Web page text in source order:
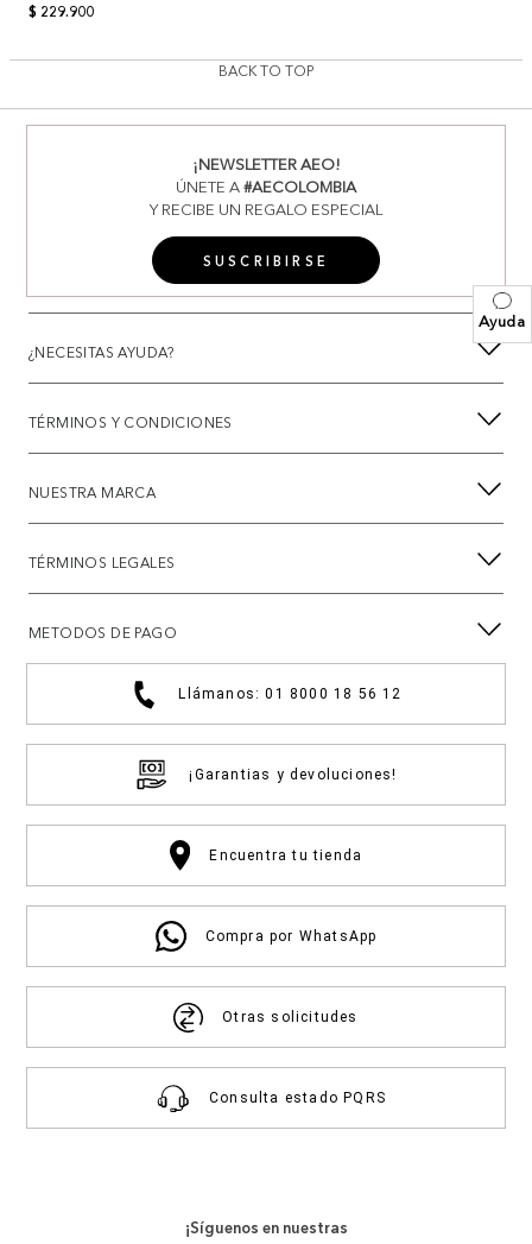
Ayuda
$ 229.900
BACK TO TOP
¡NEWSLETTER AEO!
ÚNETE A#AECOLOMBIA
Y RECIBE UN REGALO ESPECIAL
SUSCRIBIRSE
¿NECESITAS AYUDA?
TÉRMINOS Y CONDICIONES
NUESTRA MARCA
TÉRMINOS LEGALES
METODOS DE PAGO
Llámanos: 01 8000 18 56 12
¡Garantias y devoluciones!
Encuentra tu tienda
Compra por WhatsApp
Otras solicitudes
Consulta estado PQRS
¡Síguenos en nuestras